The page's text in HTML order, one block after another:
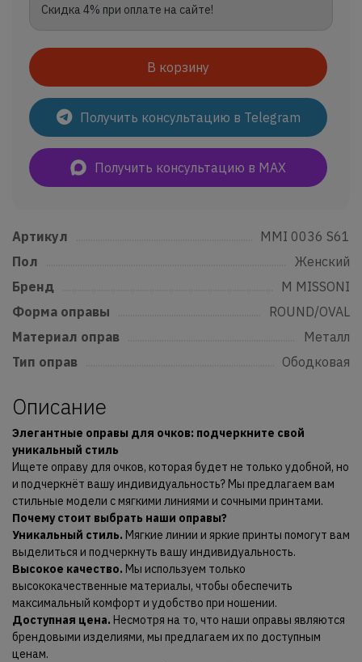
Скидка 4% при оплате на сайте!
В корзину
Получить консультацию в Telegram
Получить консультацию в MAX
Артикул
MMI 0036 S61
Пол
Женский
Бренд
M MISSONI
Форма оправы
ROUND/OVAL
Материал оправ
Металл
Тип оправ
Ободковая
Описание
Элегантные оправы для очков: подчеркните свой
уникальный стиль
Ищете оправу для очков, которая будет не только удобной, но
и подчеркнёт вашу индивидуальность? Мы предлагаем вам
стильные модели с мягкими линиями и сочными принтами.
Почему стоит выбрать наши оправы?
Уникальный стиль. Мягкие линии и яркие принты помогут вам
выделиться и подчеркнуть вашу индивидуальность.
Высокое качество. Мы используем только
высококачественные материалы, чтобы обеспечить
максимальный комфорт и удобство при ношении.
Доступная цена. Несмотря на то, что наши оправы являются
брендовыми изделиями, мы предлагаем их по доступным
ценам.